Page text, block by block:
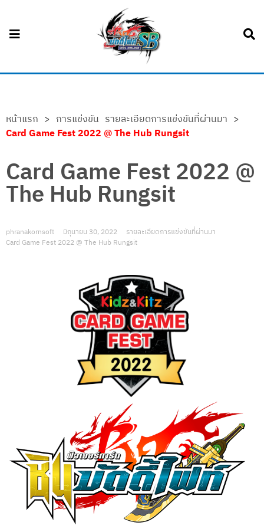
หน้าแรก > การแข่งขัน รายละเอียดการแข่งขันที่ผ่านมา >
Card Game Fest 2022 @ The Hub Rungsit
Card Game Fest 2022 @
The Hub Rungsit
phranakornsoft มิถุนายน 30, 2022
รายละเอียดการแข่งขันที่ผ่านมา
Card Game Fest 2022 @ The Hub Rungsit